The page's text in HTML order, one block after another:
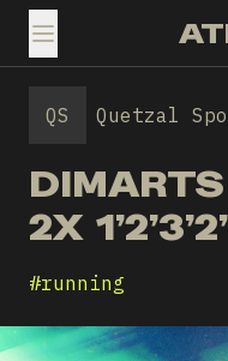
TOGGLE MENU
QS Quetzal
2X
#running